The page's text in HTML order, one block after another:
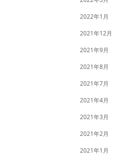
2022年1月
2021年12月
2021年9月
2021年8月
2021年7月
2021年4月
2021年3月
2021年2月
2021年1月